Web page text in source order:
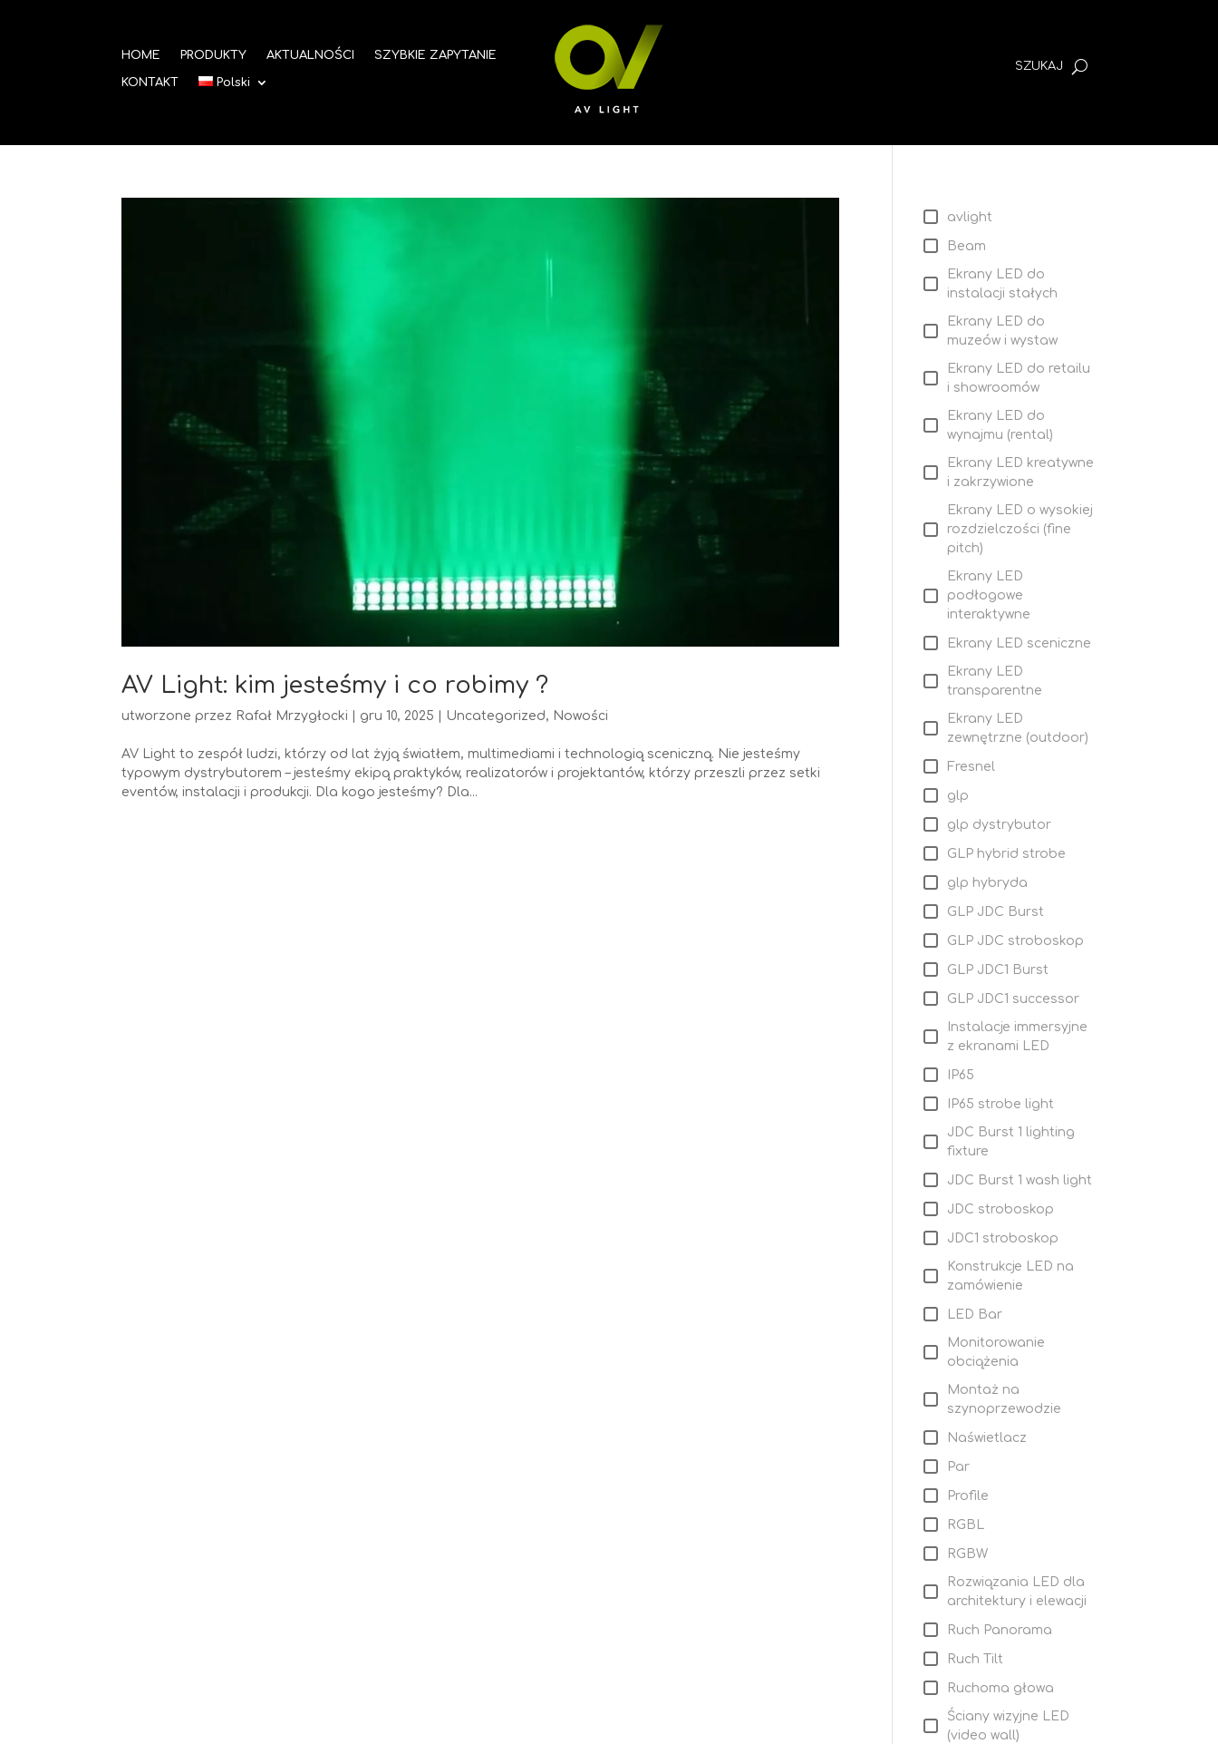
HOME PRODUKTY AKTUALNOŚCI SZYBKIE ZAPYTANIE
KONTAKT Polski
AV Light: kim jesteśmy i co robimy ?
utworzone przez Rafał Mrzygłocki gru 10, 2025 Uncategorized, Nowości
AV Light to zespół ludzi, którzy od lat żyją światłem, multimediami i technologią sceniczną. Nie jesteśmy
typowym dystrybutorem – jesteśmy ekipą praktyków, realizatorów i projektantów, którzy przeszli przez setki
eventów, instalacji i produkcji. Dla kogo jesteśmy? Dla...
avlight
Beam
Ekrany LED do
instalacji stałych
Ekrany LED do
muzeów i wystaw
Ekrany LED do retailu
i showroomów
Ekrany LED do
wynajmu (rental)
Ekrany LED kreatywne
i zakrzywione
Ekrany LED o wysokiej
rozdzielczości (fine
pitch)
Ekrany LED
podłogowe
interaktywne
Ekrany LED sceniczne
Ekrany LED
transparentne
Ekrany LED
zewnętrzne (outdoor)
Fresnel
glp
glp dystrybutor
GLP hybrid strobe
glp hybryda
GLP JDC Burst
GLP JDC stroboskop
GLP JDC1 Burst
GLP JDC1 successor
Instalacje immersyjne
z ekranami LED
IP65
IP65 strobe light
JDC Burst 1 lighting
fixture
JDC Burst 1 wash light
JDC stroboskop
JDC1 stroboskop
Konstrukcje LED na
zamówienie
LED Bar
Monitorowanie
obciążenia
Montaż na
szynoprzewodzie
Naświetlacz
Par
Profile
RGBL
RGBW
Rozwiązania LED dla
architektury i elewacji
Ruch Panorama
Ruch Tilt
Ruchoma głowa
Ściany wizyjne LED
(video wall)